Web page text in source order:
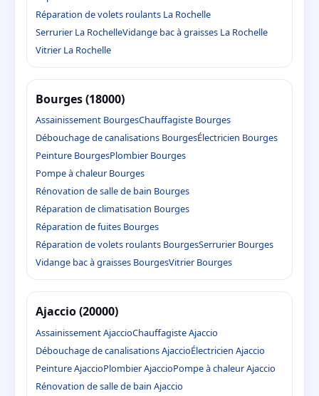
Réparation de volets roulants La Rochelle
Serrurier La RochelleVidange bac à graisses La Rochelle
Vitrier La Rochelle
Bourges (18000)
Assainissement BourgesChauffagiste Bourges
Débouchage de canalisations BourgesÉlectricien Bourges
Peinture BourgesPlombier Bourges
Pompe à chaleur Bourges
Rénovation de salle de bain Bourges
Réparation de climatisation Bourges
Réparation de fuites Bourges
Réparation de volets roulants BourgesSerrurier Bourges
Vidange bac à graisses BourgesVitrier Bourges
Ajaccio (20000)
Assainissement AjaccioChauffagiste Ajaccio
Débouchage de canalisations AjaccioÉlectricien Ajaccio
Peinture AjaccioPlombier AjaccioPompe à chaleur Ajaccio
Rénovation de salle de bain Ajaccio